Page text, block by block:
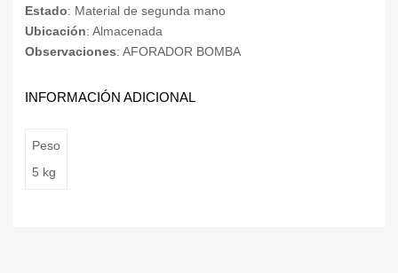
Estado: Material de segunda mano
Ubicación: Almacenada
Observaciones: AFORADOR BOMBA
INFORMACIÓN ADICIONAL
Peso
5 kg